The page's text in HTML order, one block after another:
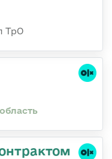
ТрО